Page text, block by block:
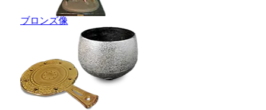
ブロンズ像